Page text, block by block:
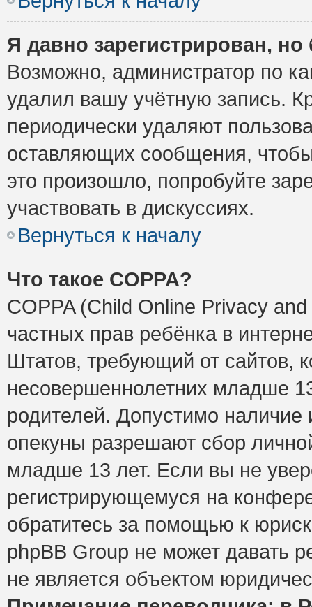
Я давно зарегистрирован,
Возможно, администратор по
удалил вашу учётную запись.
периодически удаляют
оставляющих сообщения,
это произошло, попробуйте
участвовать в дискуссиях.
Вернуться к началу
Что такое COPPA?
COPPA (Child Online Privacy
частных прав ребёнка в
Штатов, требующий от сайтов,
несовершеннолетних младше
родителей. Допустимо наличие
опекуны разрешают сбор
младше 13 лет. Если вы не
регистрирующемуся на
обратитесь за помощью к
phpBB Group не может давать
не является объектом